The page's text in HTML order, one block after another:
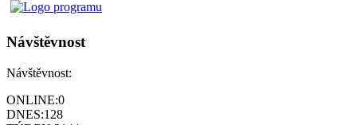
Návštěvnost
Návštěvnost:
ONLINE:0
DNES:128